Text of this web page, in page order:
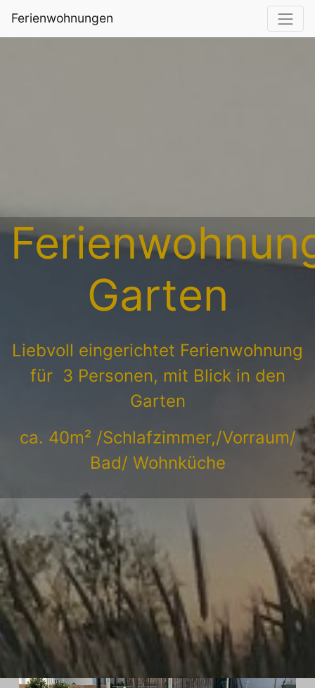
Ferienwohnungen
Garten
Liebvoll eingerichtet Ferienwohnung
für 3 Personen, mit Blick in den
Garten
ca. 40m² /Schlafzimmer,/Vorraum/
Bad/ Wohnküche